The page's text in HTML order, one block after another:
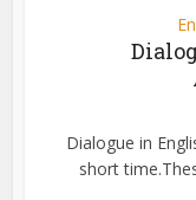
Dialogue in
short